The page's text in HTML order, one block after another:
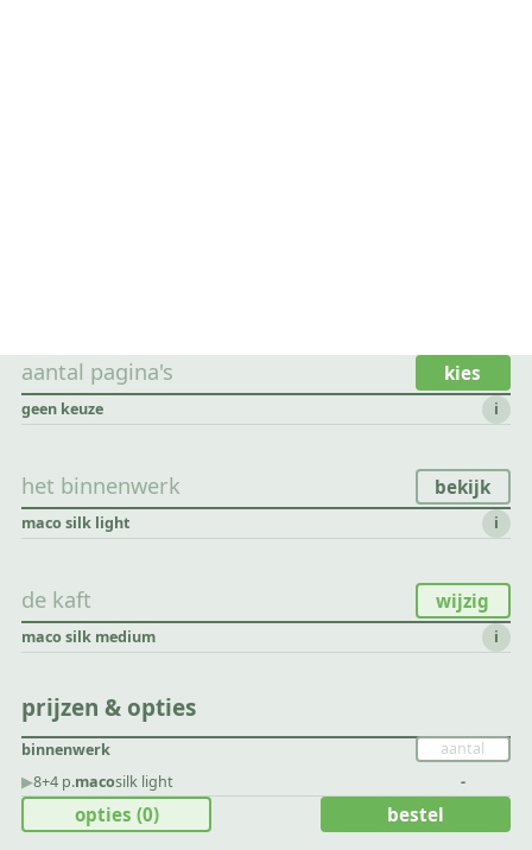
aantal pagina's kies
geen keuze i
het binnenwerk bekijk
maco silk light i
de kaft wijzig
maco silk medium i
prijzen & opties
binnenwerk
▶︎8+4 p.macosilk light -
opties (0) bestel